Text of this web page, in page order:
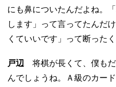
にも鼻についたんだよね。
します」って言ってたんだ
くていいです」って断ったく
戸辺 将棋が長くて、僕も
んでしょうね。Ａ級のカー